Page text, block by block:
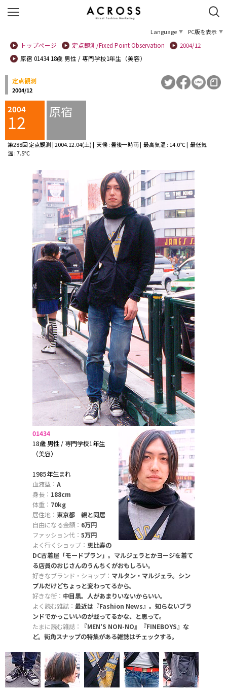
Language
PC版を表示
トップページ
定点観測/Fixed Point Observation
2004/12
原宿 01434 18歳 男性 / 専門学校1年生（美容）
定点観測
2004/12
2004
12 原宿
第288回 定点観測 | 2004.12.04(土) | 天候 : 曇後一時雨 | 最高気温 : 14.0℃ | 最低気
温 : 7.5℃
01434
18歳 男性 / 専門学校1年生
（美容）
1985年生まれ
血液型： A
身長： 188cm
体重： 70kg
居住地： 東京都 親と同居
自由になる金額： 6万円
ファッション代： 5万円
よく行くショップ： 恵比寿の
DC古着屋「モードプラン」。マルジェラとかヨージを着て
る店員のおじさんのうんちくがおもしろい。
好きなブランド・ショップ： マルタン・マルジェラ。シン
プルだけどちょっと変わってるから。
好きな街： 中目黒。人があまりいないからいい。
よく読む雑誌： 最近は『Fashion News』。知らないブラ
ンドでかっこいいのが載ってるかな、と思って。
たまに読む雑誌：
『MEN'S NON-NO』『FINEBOYS』な
ど。街角スナップの特集がある雑誌はチェックする。